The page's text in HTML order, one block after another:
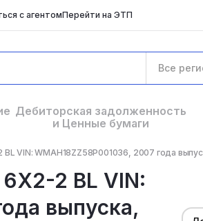
с агентомПерейти на ЭТП
Все
Дебиторская задолженность
и Ценные бумаги
VIN: WMAH18ZZ58P001036, 2007 года
2 BL VIN:
выпуска,